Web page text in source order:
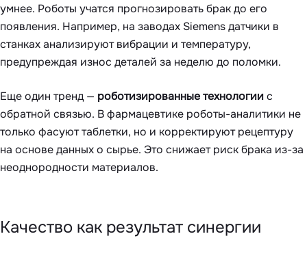
умнее. Роботы учатся прогнозировать брак до его
появления. Например, на заводах Siemens датчики в
станках анализируют вибрации и температуру,
предупреждая износ деталей за неделю до поломки.
Еще один тренд — роботизированные технологиис
обратной связью. В фармацевтике роботы-аналитики не
только фасуют таблетки, но и корректируют рецептуру
на основе данных о сырье. Это снижает риск брака из-за
неоднородности материалов.
Качество как результат синергии